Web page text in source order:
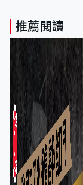
推薦閱讀